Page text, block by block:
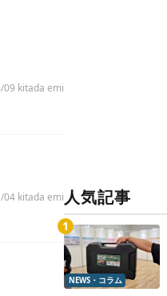
09 kitada emi
04 kitada emi人気記事
NEWS・コラム